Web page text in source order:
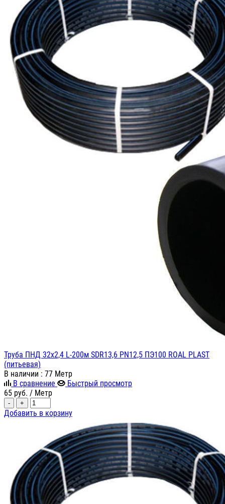
Труба ПНД 32x2,4 L-200м SDR13,6 PN12,5 ПЭ100 ROAL PLAST
(питьевая)
В наличии : 77 Метр
В сравнение
Быстрый просмотр
65 руб. / Метр
- +
Добавить в корзину